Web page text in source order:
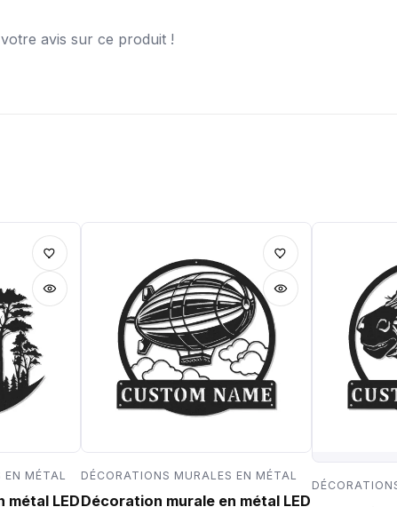
avis sur ce produit !
MÉTAL
métal LED
DÉCORATIONS MURALES EN MÉTAL
Décoration murale en métal LED